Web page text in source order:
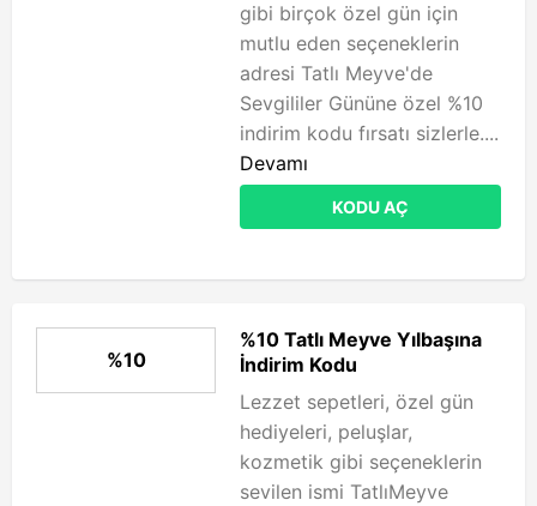
gibi birçok özel gün için
mutlu eden seçeneklerin
adresi Tatlı Meyve'de
Sevgililer Gününe özel %10
indirim kodu fırsatı sizlerle....
Devamı
KODU AÇ
%10
%10 Tatlı Meyve Yılbaşına
İndirim Kodu
Lezzet sepetleri, özel gün
hediyeleri, peluşlar,
kozmetik gibi seçeneklerin
sevilen ismi TatlıMeyve